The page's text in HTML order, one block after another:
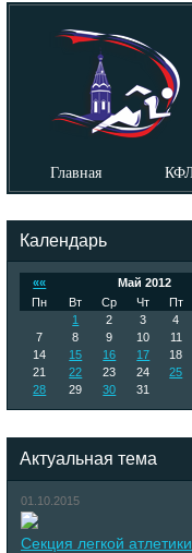
Главная
Календарь
«« Май 2012
Пн
Вт Ср Чт Пт
1
2 3 4
7
8 9 10 11
14
15 16 17 18
21
22 23 24 25
28
29 30 31
Актуальная тема
01.10.2015
Секция легкой